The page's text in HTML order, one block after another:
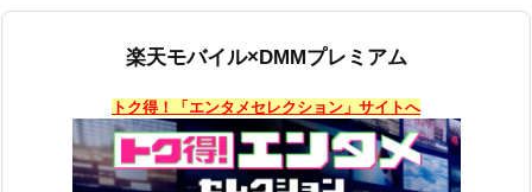
楽天モバイル×DMMプレミアム
トク得！「エンタメセレクション」サイトへ